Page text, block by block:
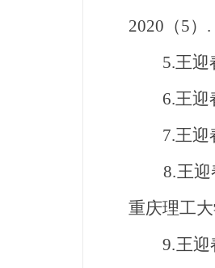
2020（5）.
5.王迎春.
6.王迎春
7.王迎春.
8.王迎春
重庆理工
9.王迎春